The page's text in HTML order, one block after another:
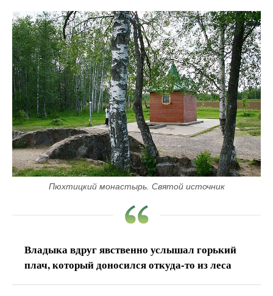
Пюхтицкий монастырь. Святой источник
Владыка вдруг явственно услышал горький
плач, который доносился откуда-то из леса